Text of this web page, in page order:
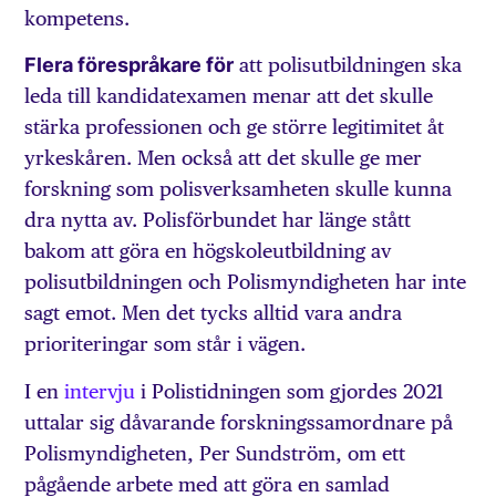
kompetens.
Flera förespråkare för att polisutbildningen ska
leda till kandidatexamen menar att det skulle
stärka professionen och ge större legitimitet åt
yrkeskåren. Men också att det skulle ge mer
forskning som polisverksamheten skulle kunna
dra nytta av. Polisförbundet har länge stått
bakom att göra en högskoleutbildning av
polisutbildningen och Polismyndigheten har inte
sagt emot. Men det tycks alltid vara andra
prioriteringar som står i vägen.
I enintervju i Polistidningen som gjordes 2021
uttalar sig dåvarande forskningssamordnare på
Polismyndigheten, Per Sundström, om ett
pågående arbete med att göra en samlad